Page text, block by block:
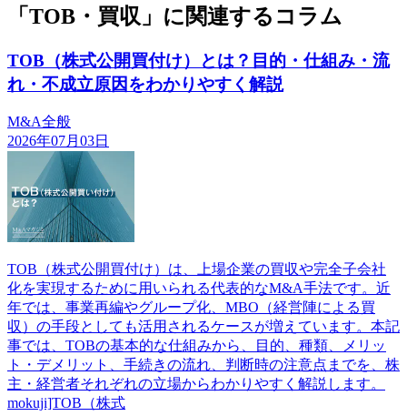
「TOB・買収」に関連するコラム
TOB（株式公開買付け）とは？目的・仕組み・流
れ・不成立原因をわかりやすく解説
M&A全般
2026年07月03日
TOB（株式公開買付け）は、上場企業の買収や完全子会社
化を実現するために用いられる代表的なM&A手法です。近
年では、事業再編やグループ化、MBO（経営陣による買
収）の手段としても活用されるケースが増えています。本記
事では、TOBの基本的な仕組みから、目的、種類、メリッ
ト・デメリット、手続きの流れ、判断時の注意点までを、株
主・経営者それぞれの立場からわかりやすく解説します。
mokuji]TOB（株式